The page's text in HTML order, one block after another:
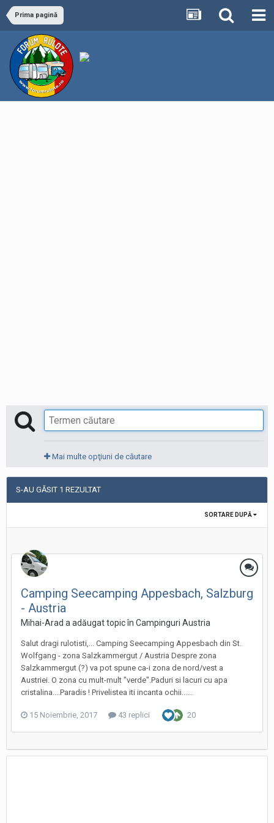
Prima pagină
Mai multe opţiuni de căutare
S-AU GĂSIT 1 REZULTAT
SORTARE DUPĂ
Camping Seecamping Appesbach, Salzburg
- Austria
Mihai-Arad a adăugat topic în Campinguri Austria
Salut dragi rulotisti,... Camping Seecamping Appesbach din St.
Wolfgang - zona Salzkammergut / Austria Despre zona
Salzkammergut (?) va pot spune ca-i zona de nord/vest a
Austriei. O zona cu mult-mult "verde".Paduri si lacuri cu apa
cristalina....Paradis ! Privelistea iti incanta ochii......
15 Noiembrie, 2017 43 replici 20